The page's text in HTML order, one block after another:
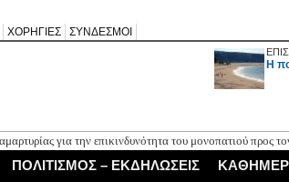
ΧΟΡΗΓΙΕΣ ΣΥΝΔΕΣΜΟΙ
H
για την επικινδυνότητα του μονοπατιού προς
του «Ορφέα» για τον θάνατο του Νεοκλή Αραβαντινού
της Λευκάδας μεταφέρεται την Παρασκευή 14
ΠΟΛΙΤΙΣΜΟΣ – ΕΚΔΗΛΩΣΕΙΣ